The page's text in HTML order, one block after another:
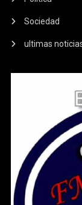
Sociedad
ultimas